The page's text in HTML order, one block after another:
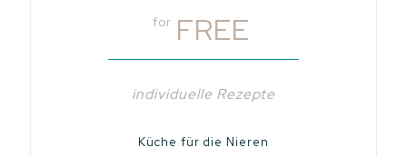
for FREE
individuelle Rezepte
Küche für die Nieren